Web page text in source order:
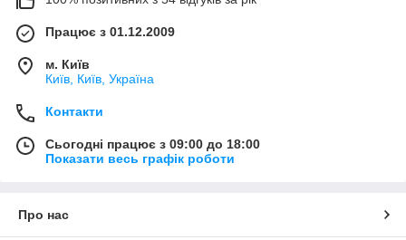
Працює з 01.12.2009
м. Київ
Київ, Київ, Україна
Контакти
Сьогодні працює з 09:00 до 18:00
Показати весь графік роботи
Про нас